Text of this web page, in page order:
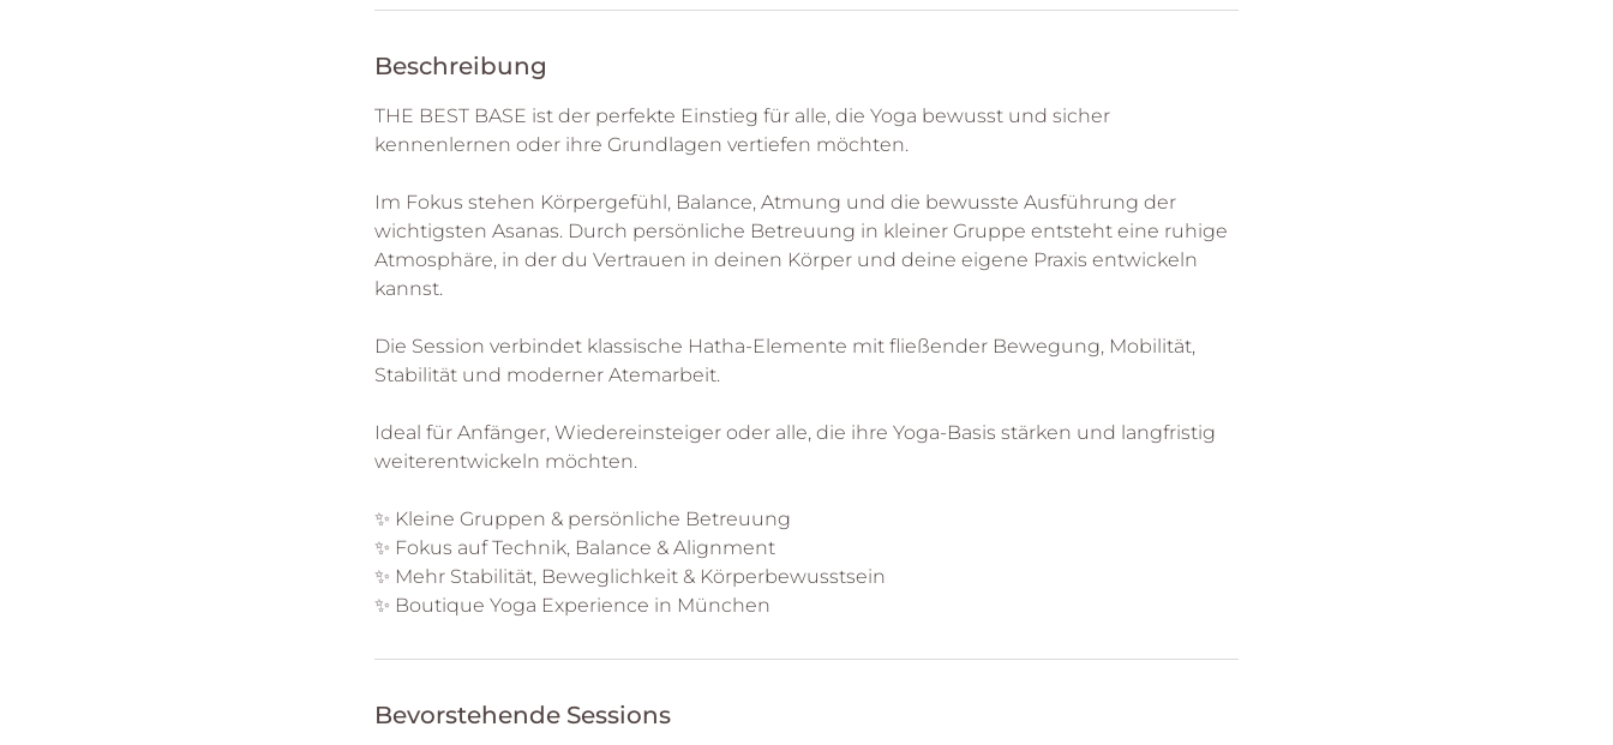
Beschreibung
THE BEST BASE ist der perfekte Einstieg für alle, die Yoga bewusst und sicher
kennenlernen oder ihre Grundlagen vertiefen möchten.
Im Fokus stehen Körpergefühl, Balance, Atmung und die bewusste Ausführung der
wichtigsten Asanas. Durch persönliche Betreuung in kleiner Gruppe entsteht eine ruhige
Atmosphäre, in der du Vertrauen in deinen Körper und deine eigene Praxis entwickeln
kannst.
Die Session verbindet klassische Hatha-Elemente mit fließender Bewegung, Mobilität,
Stabilität und moderner Atemarbeit.
Ideal für Anfänger, Wiedereinsteiger oder alle, die ihre Yoga-Basis stärken und langfristig
weiterentwickeln möchten.
✨ Kleine Gruppen & persönliche Betreuung
✨ Fokus auf Technik, Balance & Alignment
✨ Mehr Stabilität, Beweglichkeit & Körperbewusstsein
Bevorstehende Sessions